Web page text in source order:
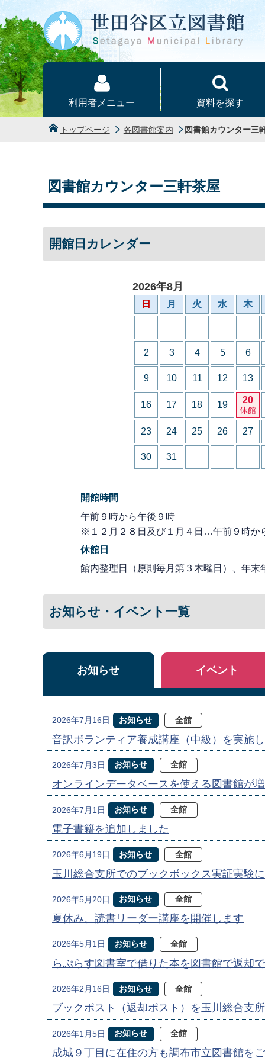
本文へ
利用者メニュー 資料を探す
トップページ 各図書館案内 図書館カウンター三
図書館カウンター三軒茶屋
開館日カレンダー
2026年8月
日 月 火 水 木
2 3 4 5 6
9 10 11 12 13
16 17 18 19 20
休館
23 24 25 26 27
30 31
開館時間
午前９時から午後９時
※１２月２８日及び１月４日…午前９時か
休館日
館内整理日（原則毎月第３木曜日）、年末
お知らせ・イベント一覧
お知らせ
2026年7月16日 お知らせ 全館
音訳ボランティア養成講座（中級）を実施
2026年7月3日 お知らせ 全館
オンラインデータベースを使える図書館が
2026年7月1日 お知らせ 全館
電子書籍を追加しました
2026年6月19日 お知らせ 全館
玉川総合支所でのブックボックス実証実験
2026年5月20日 お知らせ 全館
夏休み、読書リーダー講座を開催します
2026年5月1日 お知らせ 全館
らぷらす図書室で借りた本を図書館で返却
2026年2月16日 お知らせ 全館
ブックポスト（返却ポスト）を玉川総合支
2026年1月5日 お知らせ 全館
成城９丁目に在住の方も調布市立図書館を
イベント